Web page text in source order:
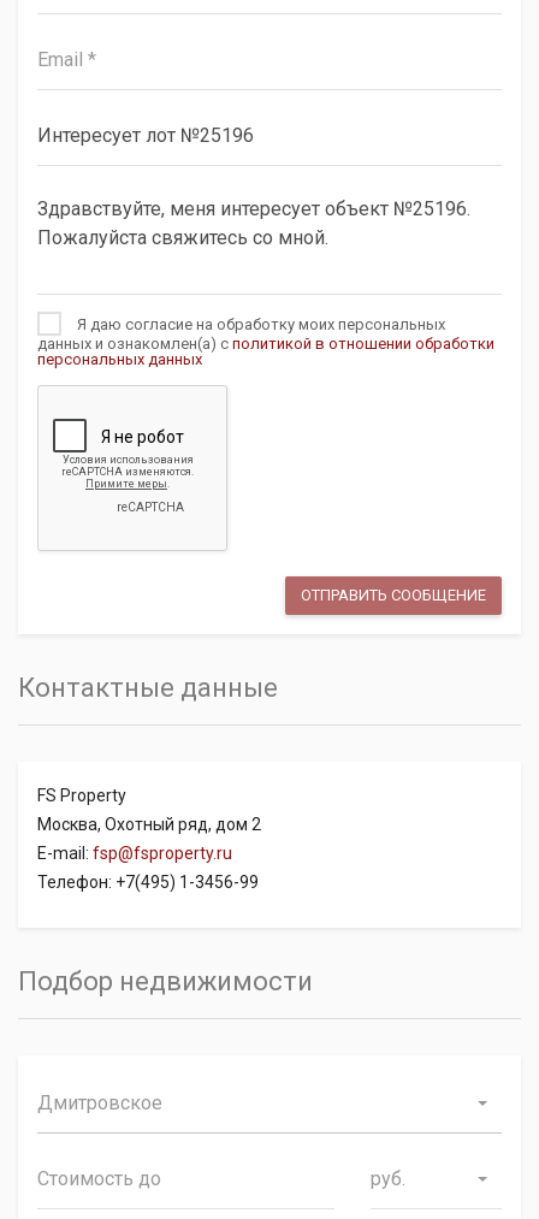
Я даю согласие на обработку моих персональных
данных и ознакомлен(а) с политикой в отношении обработки
персональных данных
Контактные данные
FS Property
Москва, Охотный ряд, дом 2
E-mail: fsp@fsproperty.ru
Телефон: +7(495) 1-3456-99
Подбор недвижимости
Дмитровское
руб.